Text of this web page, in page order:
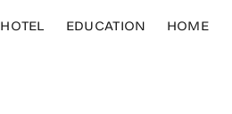
HOTEL EDUCATION HOME